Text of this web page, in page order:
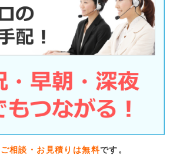
ご相談・お見積りは無料です。